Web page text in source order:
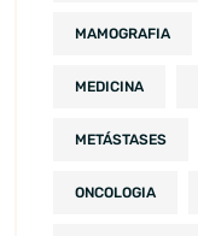
MAMOGRAFIA
MEDICINA
METÁSTASES
ONCOLOGIA